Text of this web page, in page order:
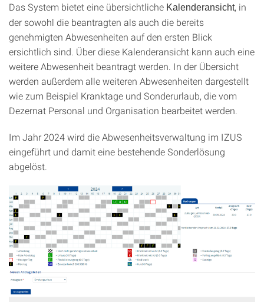
Das System bietet eine übersichtliche Kalenderansicht, in
der sowohl die beantragten als auch die bereits
genehmigten Abwesenheiten auf den ersten Blick
ersichtlich sind. Über diese Kalenderansicht kann auch eine
weitere Abwesenheit beantragt werden. In der Übersicht
werden außerdem alle weiteren Abwesenheiten dargestellt
wie zum Beispiel Kranktage und Sonderurlaub, die vom
Dezernat Personal und Organisation bearbeitet werden.
Im Jahr 2024 wird die Abwesenheitsverwaltung im IZUS
eingeführt und damit eine bestehende Sonderlösung
abgelöst.